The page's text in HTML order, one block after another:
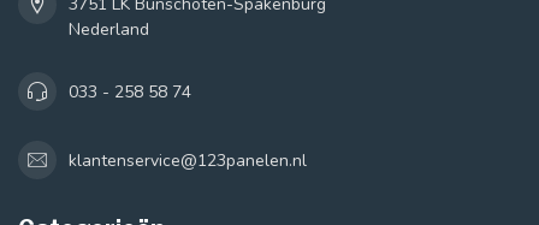
3751 LK Bunschoten-Spakenburg
Nederland
033 - 258 58 74
klantenservice@123panelen.nl